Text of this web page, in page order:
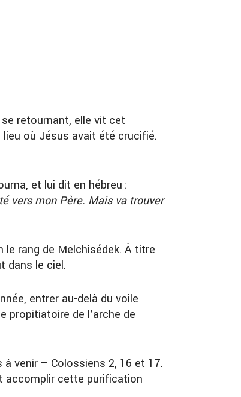
retournant, elle vit cet
lieu où Jésus avait été crucifié.
et lui dit en hébreu :
vers mon Père. Mais va trouver
rang de Melchisédek. À titre
dans le ciel.
entrer au-delà du voile
propitiatoire de l’arche de
à venir – Colossiens 2, 16 et 17.
accomplir cette purification